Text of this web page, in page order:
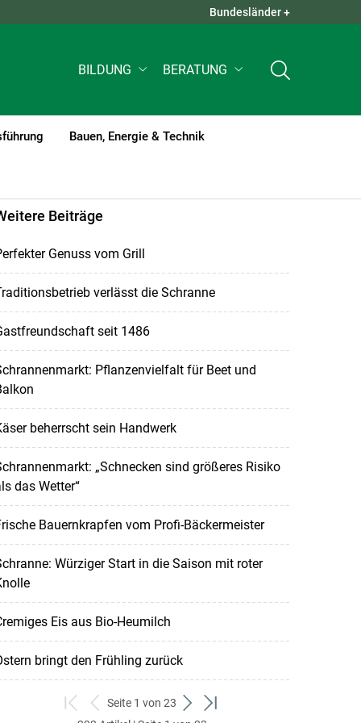
QUICK LINKS +
Bundesländer +
BILDUNG BERATUNG
Bauen, Energie & Technik
Beiträge
Genuss vom Grill
verlässt die Schranne
seit 1486
Pflanzenvielfalt für Beet und
beherrscht sein Handwerk
„Schnecken sind größeres Risiko
das Wetter“
Bauernkrapfen vom Profi-Bäckermeister
Würziger Start in die Saison mit roter
Eis aus Bio-Heumilch
bringt den Frühling zurück
zum
zurück
Seite 1 von 23
weiterzum